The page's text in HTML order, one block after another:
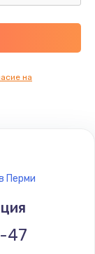
на
Перми
47